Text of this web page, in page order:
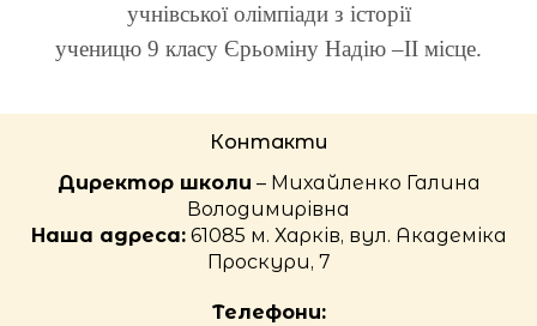
учнівської олімпіади з історії
ученицю 9 класу Єрьоміну Надію –ІІ місце.
Контакти
Директор школи – Михайленко Галина
Володимирівна
Наша адреса:61085 м. Харків, вул. Академіка
Проскури, 7
Телефони: